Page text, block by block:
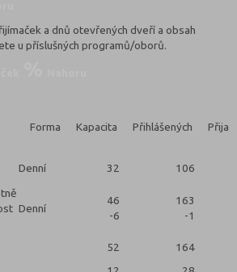
a dnů otevřených dveří a obsah
u příslušných programů/oborů.
Forma Kapacita Přihlášených
Denní 32 106
Denní
46
-6
163
-1
52 164